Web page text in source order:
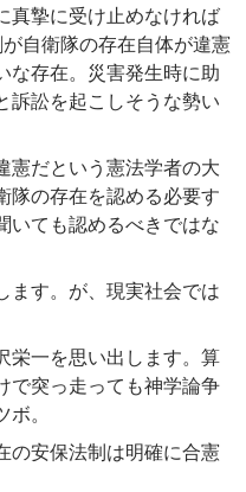
真摯に受け止めなければ
自衛隊の存在自体が違憲
な存在。災害発生時に助
訴訟を起こしそうな勢い
憲だという憲法学者の大
隊の存在を認める必要す
いても認めるべきではな
ます。が、現実社会では
栄一を思い出します。算
で突っ走っても神学論争
ボ。
の安保法制は明確に合憲